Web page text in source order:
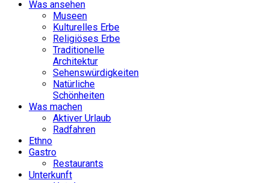
Was ansehen
Museen
Kulturelles Erbe
Religiöses Erbe
Traditionelle
Architektur
Sehenswürdigkeiten
Natürliche
Schönheiten
Was machen
Aktiver Urlaub
Radfahren
Ethno
Gastro
Restaurants
Unterkunft